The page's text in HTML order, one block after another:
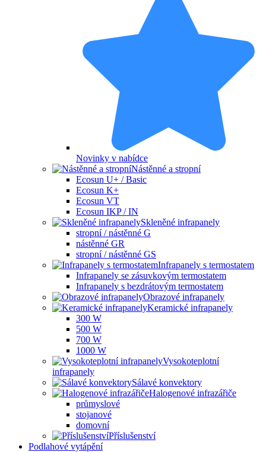
Novinky v nabídce
Nástěnné a stropní
Ecosun U+ / Basic
Ecosun K+
Ecosun VT
Ecosun IKP / IN
Skleněné infrapanely
stropní / nástěnné G
nástěnné GR
stropní / nástěnné GS
Infrapanely s termostatem
Infrapanely se zásuvkovým termostatem
Infrapanely s bezdrátovým termostatem
Obrazové infrapanely
Keramické infrapanely
300 W
500 W
700 W
1000 W
Vysokoteplotní
infrapanely
Sálavé konvektory
Halogenové infrazářiče
průmyslové
stojanové
domovní
Příslušenství
Podlahové vytápění